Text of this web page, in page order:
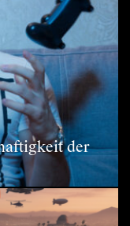
der